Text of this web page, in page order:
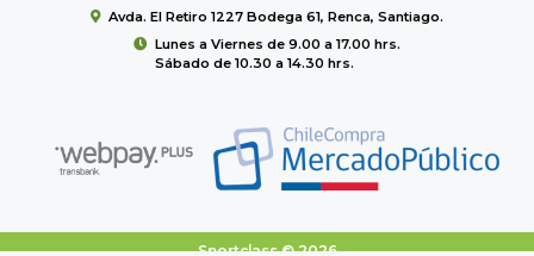
Avda. El Retiro 1227 Bodega 61, Renca, Santiago.
Lunes a Viernes de 9.00 a 17.00 hrs.
Sábado de 10.30 a 14.30 hrs.
Sportclass © 2026